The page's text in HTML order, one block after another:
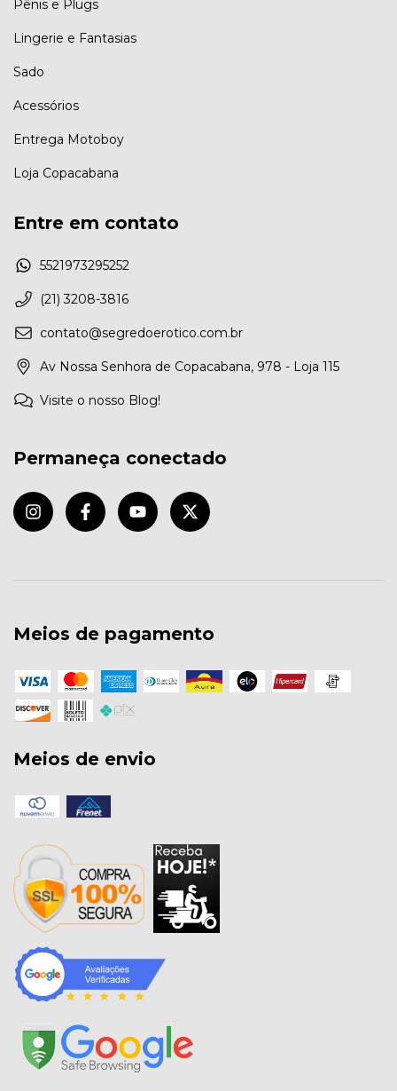
Pênis e Plugs
Lingerie e Fantasias
Sado
Acessórios
Entrega Motoboy
Loja Copacabana
Entre em contato
5521973295252
(21) 3208-3816
contato@segredoerotico.com.br
Av Nossa Senhora de Copacabana, 978 - Loja 115
Visite o nosso Blog!
Permaneça conectado
Meios de pagamento
Meios de envio